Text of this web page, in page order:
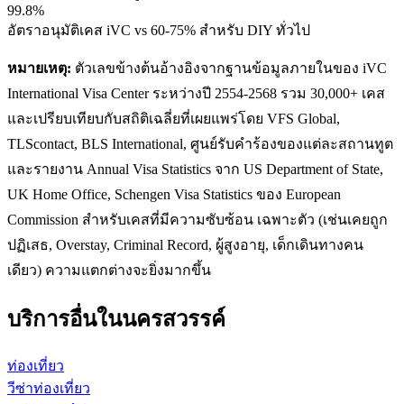
99.8%
อัตราอนุมัติเคส iVC vs 60-75% สำหรับ DIY ทั่วไป
หมายเหตุ: ตัวเลขข้างต้นอ้างอิงจากฐานข้อมูลภายในของ iVC
International Visa Center ระหว่างปี 2554-2568 รวม 30,000+ เคส
และเปรียบเทียบกับสถิติเฉลี่ยที่เผยแพร่โดย VFS Global,
TLScontact, BLS International, ศูนย์รับคำร้องของแต่ละสถานทูต
และรายงาน Annual Visa Statistics จาก US Department of State,
UK Home Office, Schengen Visa Statistics ของ European
Commission สำหรับเคสที่มีความซับซ้อน เฉพาะตัว (เช่นเคยถูก
ปฏิเสธ, Overstay, Criminal Record, ผู้สูงอายุ, เด็กเดินทางคน
เดียว) ความแตกต่างจะยิ่งมากขึ้น
บริการอื่นในนครสวรรค์
ท่องเที่ยว
วีซ่าท่องเที่ยว